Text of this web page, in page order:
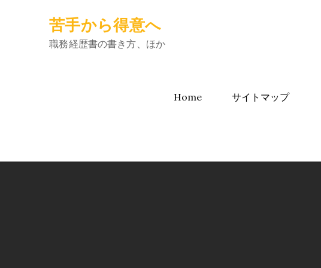
苦手から得意へ
職務経歴書の書き方、ほか
Home サイトマップ